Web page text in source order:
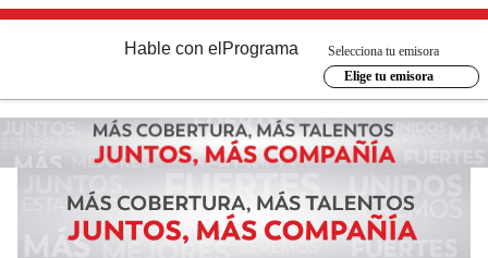
Hable con el Programa
Selecciona tu emisora
Elige tu emisora